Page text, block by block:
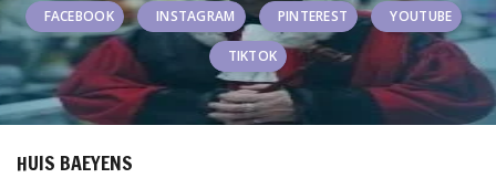
FACEBOOK INSTAGRAM PINTEREST YOUTUBE
TIKTOK
HUIS BAEYENS